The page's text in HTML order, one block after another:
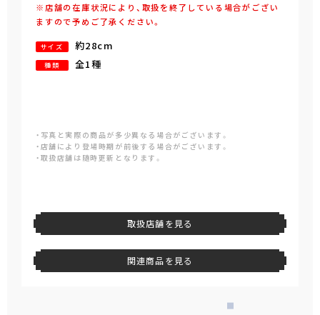
※店舗の在庫状況により、取扱を終了している場合がござい
ますので予めご了承ください。
サイズ 約28cm
種類 全1種
・写真と実際の商品が多少異なる場合がございます。
・店舗により登場時期が前後する場合がございます。
・取扱店舗は随時更新となります。
取扱店舗を見る
関連商品を見る